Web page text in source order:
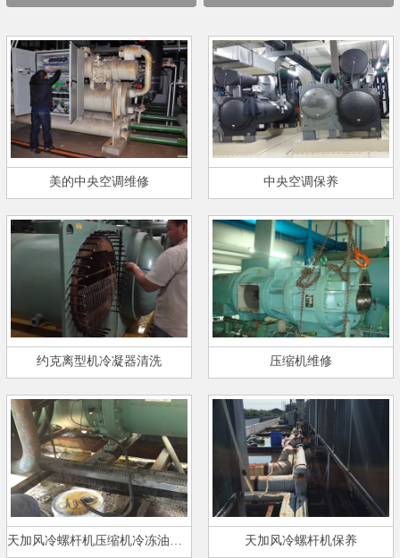
美的中央空调维修 中央空调保养
约克离型机冷凝器清洗 压缩机维修
天加风冷螺杆机保养